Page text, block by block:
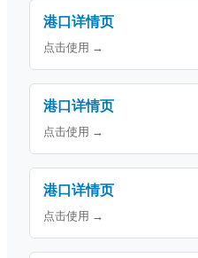
港口详情页
点击使用 →
港口详情页
点击使用 →
港口详情页
点击使用 →